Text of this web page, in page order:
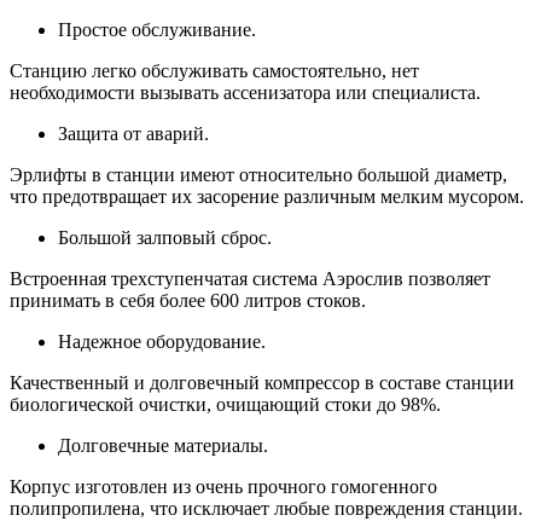
Простое обслуживание.
Станцию легко обслуживать самостоятельно, нет
необходимости вызывать ассенизатора или специалиста.
Защита от аварий.
Эрлифты в станции имеют относительно большой диаметр,
что предотвращает их засорение различным мелким мусором.
Большой залповый сброс.
Встроенная трехступенчатая система Аэрослив позволяет
принимать в себя более 600 литров стоков.
Надежное оборудование.
Качественный и долговечный компрессор в составе станции
биологической очистки, очищающий стоки до 98%.
Долговечные материалы.
Корпус изготовлен из очень прочного гомогенного
полипропилена, что исключает любые повреждения станции.